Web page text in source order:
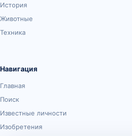
История
Животные
Техника
Навигация
Главная
Поиск
Известные личности
Изобретения